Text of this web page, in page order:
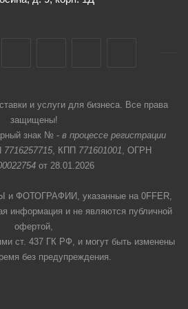
и услуги для бизнеса. Все права
защищены!
знак № - в процессе регистрации
7716257715, КПП 771601001, ОГРН
от 28.01.2026
ФОТОГРАФИИ, указанные на 0FFER,
информация и не являются публичной
офертой,
ст. 437 ГК РФ, и могут быть изменены
без предупреждения.